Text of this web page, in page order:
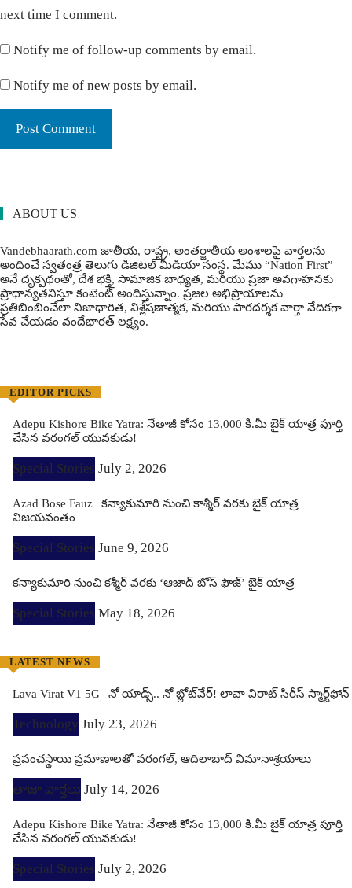
next time I comment.
Notify me of follow-up comments by email.
Notify me of new posts by email.
ABOUT US
Vandebhaarath.com జాతీయ, రాష్ట్ర, అంతర్జాతీయ అంశాలపై వార్తలను
అందించే స్వతంత్ర తెలుగు డిజిటల్ మీడియా సంస్థ. మేము “Nation First”
అనే దృక్పథంతో, దేశ భక్తి, సామాజిక బాధ్యత, మరియు ప్రజా అవగాహనకు
ప్రాధాన్యతనిస్తూ కంటెంట్ అందిస్తున్నాం. ప్రజల అభిప్రాయాలను
ప్రతిబింబించేలా నిజాధారిత, విశ్లేషణాత్మక, మరియు పారదర్శక వార్తా వేదికగా
సేవ చేయడం వందేభార‌త్ ల‌క్ష్యం.
EDITOR PICKS
Adepu Kishore Bike Yatra: నేతాజీ కోసం 13,000 కి.మీ బైక్ యాత్ర పూర్తి
చేసిన వరంగల్ యువకుడు!
Special Stories July 2, 2026
Azad Bose Fauz | కన్యాకుమారి నుంచి కాశ్మీర్ వరకు బైక్ యాత్ర
విజయవంతం
Special Stories June 9, 2026
కన్యాకుమారి నుంచి కశ్మీర్ వరకు ‘ఆజాద్ బోస్ ఫౌజ్’ బైక్ యాత్ర
Special Stories May 18, 2026
LATEST NEWS
Lava Virat V1 5G | నో యాడ్స్.. నో బ్లోట్‌వేర్! లావా విరాట్ సిరీస్ స్మార్ట్‌ఫోన్​
Technology July 23, 2026
ప్రపంచస్థాయి ప్రమాణాలతో వరంగల్, ఆదిలాబాద్ విమానాశ్రయాలు
తాజా వార్తలు July 14, 2026
Adepu Kishore Bike Yatra: నేతాజీ కోసం 13,000 కి.మీ బైక్ యాత్ర పూర్తి
చేసిన వరంగల్ యువకుడు!
Special Stories July 2, 2026